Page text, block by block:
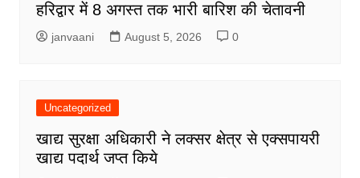
हरिद्वार में 8 अगस्त तक भारी बारिश की चेतावनी
janvaani August 5, 2026 0
Uncategorized
खाद्य सुरक्षा अधिकारी ने लक्सर क्षेत्र से एक्सपायरी
खाद्य पदार्थ जप्त किये